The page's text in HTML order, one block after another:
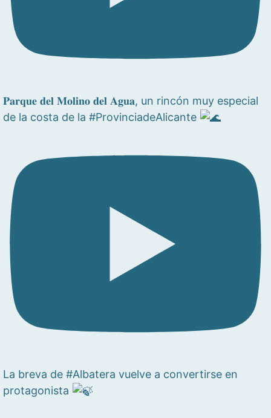
𝐏𝐚𝐫𝐪𝐮𝐞 𝐝𝐞𝐥 𝐌𝐨𝐥𝐢𝐧𝐨 𝐝𝐞𝐥 𝐀𝐠𝐮𝐚, un rincón muy especial
de la costa de la #ProvinciadeAlicante
La breva de #Albatera vuelve a convertirse en
protagonista